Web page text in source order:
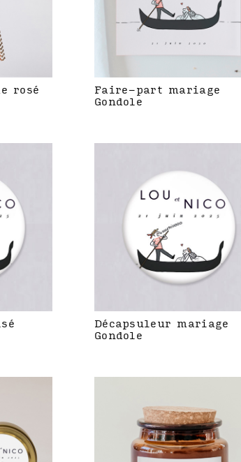
rosé
Faire-part mariage
Gondole
Décapsuleur mariage
Gondole